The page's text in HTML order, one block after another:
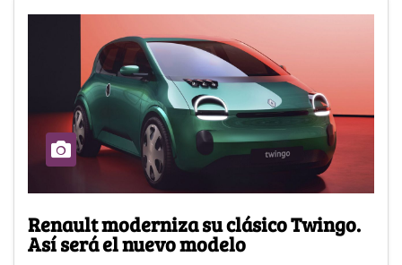
Renault moderniza su clásico Twingo.
Así será el nuevo modelo